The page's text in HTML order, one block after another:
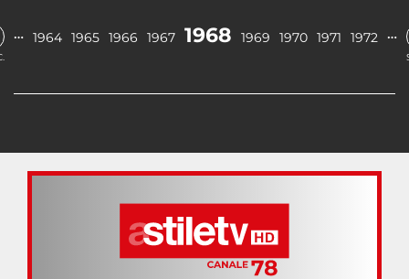
… 1964 1965 1966 1967 1968 1969 1970 1971 1972 …